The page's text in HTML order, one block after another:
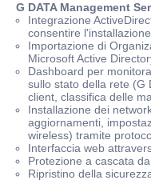
G DATA Management
Integrazione
consentire
Importazione di
Microsoft Active
Dashboard per
sullo stato della rete (G
client, classifica delle
Installazione dei
aggiornamenti,
wireless) tramite
Interfaccia web
Protezione a cascata
Ripristino della